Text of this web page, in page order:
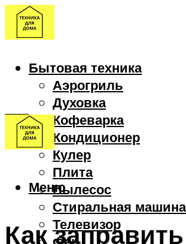
Бытовая техника
Аэрогриль
Духовка
Кофеварка
Кондиционер
Кулер
Плита
Пылесос
Стиральная машина
Телевизор
Меню
Как